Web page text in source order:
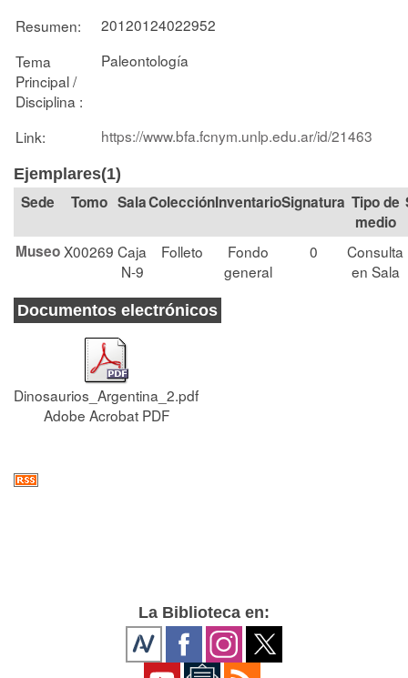
Resumen:
20120124022952
Tema
Principal /
Disciplina :
Paleontología
Link: https://www.bfa.fcnym.unlp.edu.ar/id/21463
Ejemplares(1)
Tomo SalaColección Signatura Tipo de
medio
MuseoX00269 Caja
N-9
Folleto
Fondo
general
0
Consulta
en Sala
Documentos electrónicos
Dinosaurios_Argentina_2.pdf
Adobe Acrobat PDF
La Biblioteca en: